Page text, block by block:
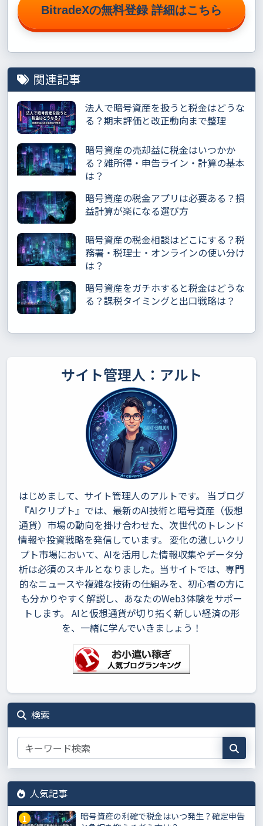
BitradeXの無料登録 詳細はこちら
関連記事
法人で暗号資産を扱うと税金はどうな
る？期末評価と改正動向まで整理
暗号資産の売却益に税金はいつかか
る？雑所得・申告ライン・計算の基本
は？
暗号資産の税金アプリは必要ある？損
益計算が楽になる選び方
暗号資産の税金相談はどこにする？税
務署・税理士・オンラインの使い分け
は？
暗号資産をガチホすると税金はどうな
る？課税タイミングと出口戦略は？
サイト管理人：アルト
はじめまして、サイト管理人のアルトです。 当ブログ
『AIクリプト』では、最新のAI技術と暗号資産（仮想
通貨）市場の動向を掛け合わせた、次世代のトレンド
情報や投資戦略を発信しています。 変化の激しいクリ
プト市場において、AIを活用した情報収集やデータ分
析は必須のスキルとなりました。当サイトでは、専門
的なニュースや複雑な技術の仕組みを、初心者の方に
も分かりやすく解説し、あなたのWeb3体験をサポー
トします。 AIと仮想通貨が切り拓く新しい経済の形
を、一緒に学んでいきましょう！
検索
人気記事
1
暗号資産の利確で税金はいつ発生？確定申告